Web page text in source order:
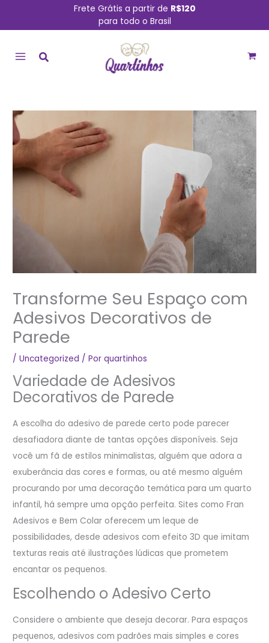
conteúdo
Frete Grátis a partir de R$120
para todo o Brasil
MENU
Transforme Seu Espaço com
Adesivos Decorativos de
Parede
/Uncategorized / Porquartinhos
Variedade de Adesivos
Decorativos de Parede
A escolha do adesivo de parede certo pode parecer
desafiadora diante de tantas opções disponíveis. Seja
você um fã de estilos minimalistas, alguém que adora a
exuberância das cores e formas, ou até mesmo alguém
procurando por uma decoração temática para um quarto
infantil, há sempre uma opção perfeita. Sites como Fran
Adesivos e Bem Colar oferecem um leque de
possibilidades, desde adesivos com efeito 3D que imitam
texturas reais até ilustrações lúdicas que prometem
encantar os pequenos.
Escolhendo o Adesivo Certo
Considere o ambiente que deseja decorar. Para espaços
pequenos, adesivos com padrões mais simples e cores